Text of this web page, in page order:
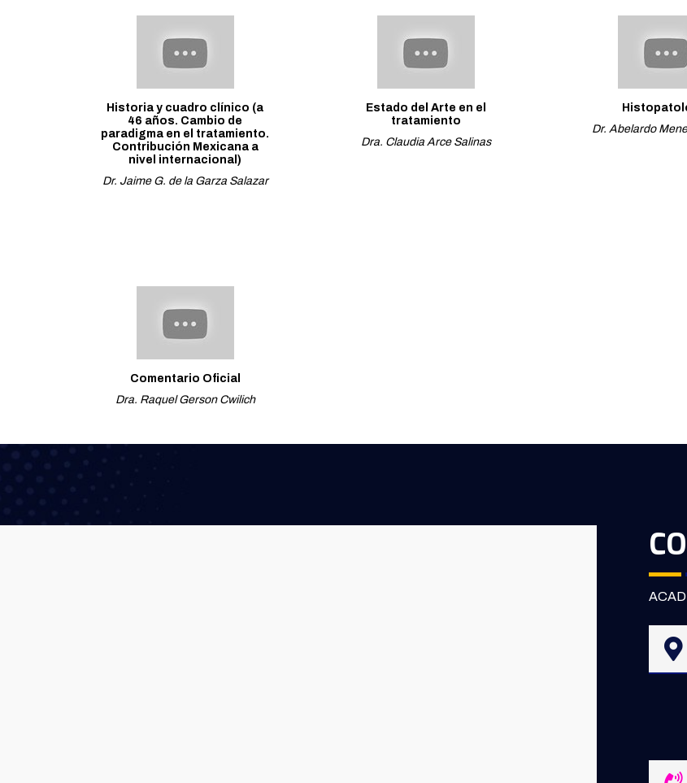
Historia y cuadro clínico (a
46 años. Cambio de
paradigma en el tratamiento.
Contribución Mexicana a
nivel internacional)
Dr. Jaime G. de la Garza Salazar
Estado del Arte en el
tratamiento
Dra. Claudia Arce Salinas
Dr. Abelardo
Comentario Oficial
Dra. Raquel Gerson Cwilich